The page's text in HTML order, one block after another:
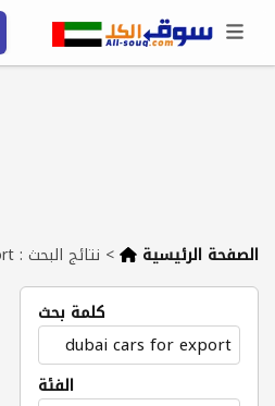
الصفحة الرئيسية > نتائج البحث : dubai cars for export
كلمة بحث
الفئة